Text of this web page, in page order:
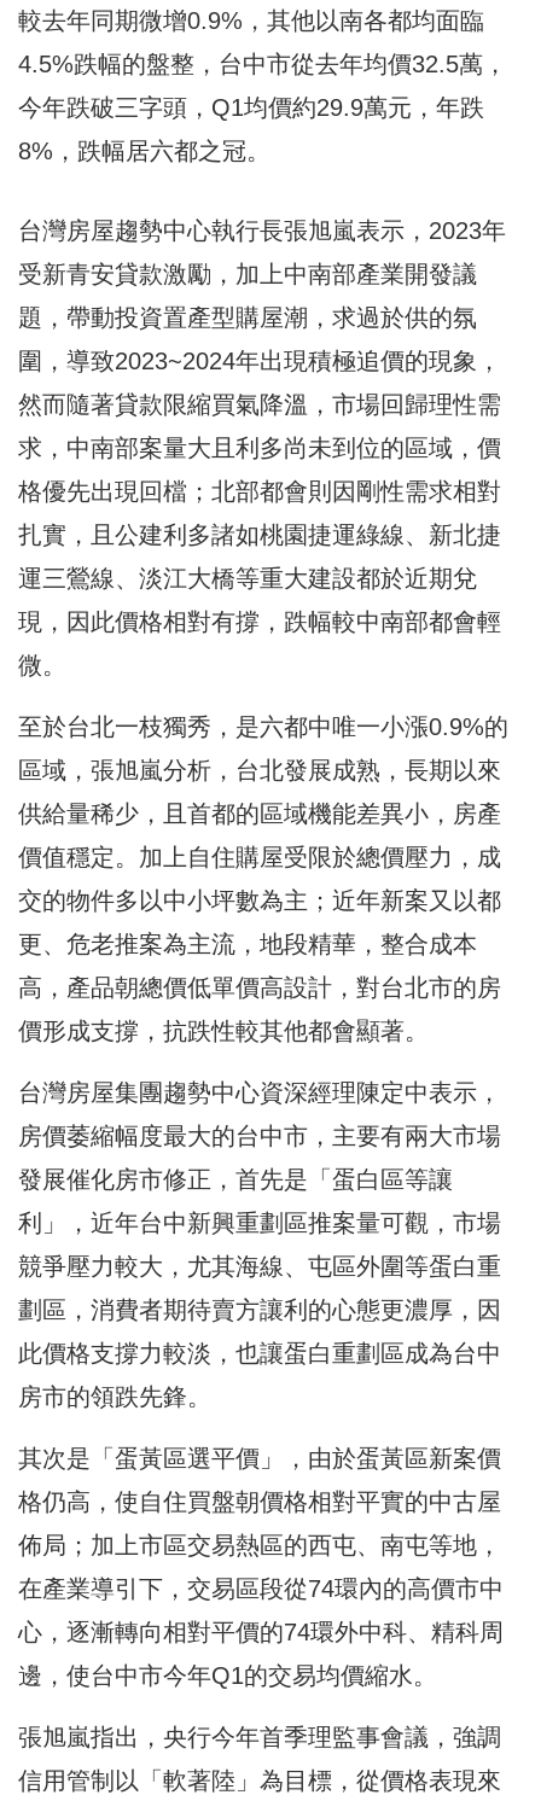
較去年同期微增0.9%，其他以南各都均面臨
4.5%跌幅的盤整，台中市從去年均價32.5萬，
今年跌破三字頭，Q1均價約29.9萬元，年跌
8%，跌幅居六都之冠。
台灣房屋趨勢中心執行長張旭嵐表示，2023年
受新青安貸款激勵，加上中南部產業開發議
題，帶動投資置產型購屋潮，求過於供的氛
圍，導致2023~2024年出現積極追價的現象，
然而隨著貸款限縮買氣降溫，市場回歸理性需
求，中南部案量大且利多尚未到位的區域，價
格優先出現回檔；北部都會則因剛性需求相對
扎實，且公建利多諸如桃園捷運綠線、新北捷
運三鶯線、淡江大橋等重大建設都於近期兌
現，因此價格相對有撐，跌幅較中南部都會輕
微。
至於台北一枝獨秀，是六都中唯一小漲0.9%的
區域，張旭嵐分析，台北發展成熟，長期以來
供給量稀少，且首都的區域機能差異小，房產
價值穩定。加上自住購屋受限於總價壓力，成
交的物件多以中小坪數為主；近年新案又以都
更、危老推案為主流，地段精華，整合成本
高，產品朝總價低單價高設計，對台北市的房
價形成支撐，抗跌性較其他都會顯著。
台灣房屋集團趨勢中心資深經理陳定中表示，
房價萎縮幅度最大的台中市，主要有兩大市場
發展催化房市修正，首先是「蛋白區等讓
利」，近年台中新興重劃區推案量可觀，市場
競爭壓力較大，尤其海線、屯區外圍等蛋白重
劃區，消費者期待賣方讓利的心態更濃厚，因
此價格支撐力較淡，也讓蛋白重劃區成為台中
房市的領跌先鋒。
其次是「蛋黃區選平價」，由於蛋黃區新案價
格仍高，使自住買盤朝價格相對平實的中古屋
佈局；加上市區交易熱區的西屯、南屯等地，
在產業導引下，交易區段從74環內的高價市中
心，逐漸轉向相對平價的74環外中科、精科周
邊，使台中市今年Q1的交易均價縮水。
張旭嵐指出，央行今年首季理監事會議，強調
信用管制以「軟著陸」為目標，從價格表現來